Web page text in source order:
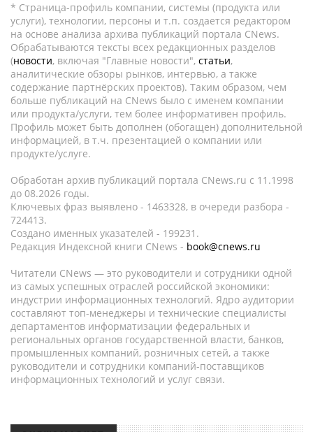
* Страница-профиль компании, системы (продукта или
услуги), технологии, персоны и т.п. создается редактором
на основе анализа архива публикаций портала CNews.
Обрабатываются тексты всех редакционных разделов
(новости, включая "Главные новости", статьи,
аналитические обзоры рынков, интервью, а также
содержание партнёрских проектов). Таким образом, чем
больше публикаций на CNews было с именем компании
или продукта/услуги, тем более информативен профиль.
Профиль может быть дополнен (обогащен) дополнительной
информацией, в т.ч. презентацией о компании или
продукте/услуге.
Обработан архив публикаций портала CNews.ru c 11.1998
до 08.2026 годы.
Ключевых фраз выявлено - 1463328, в очереди разбора -
724413.
Создано именных указателей - 199231.
Редакция Индексной книги CNews - book@cnews.ru
Читатели CNews — это руководители и сотрудники одной
из самых успешных отраслей российской экономики:
индустрии информационных технологий. Ядро аудитории
составляют топ-менеджеры и технические специалисты
департаментов информатизации федеральных и
региональных органов государственной власти, банков,
промышленных компаний, розничных сетей, а также
руководители и сотрудники компаний-поставщиков
информационных технологий и услуг связи.